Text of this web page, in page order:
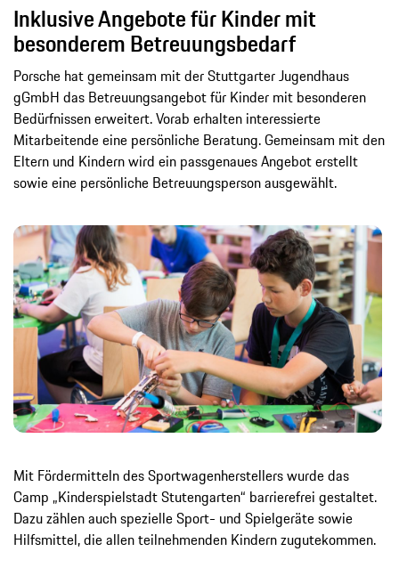
Inklusive Angebote für Kinder mit
besonderem Betreuungsbedarf
Porsche hat gemeinsam mit der Stuttgarter Jugendhaus
gGmbH das Betreuungsangebot für Kinder mit besonderen
Bedürfnissen erweitert. Vorab erhalten interessierte
Mitarbeitende eine persönliche Beratung. Gemeinsam mit den
Eltern und Kindern wird ein passgenaues Angebot erstellt
sowie eine persönliche Betreuungsperson ausgewählt.
Mit Fördermitteln des Sportwagenherstellers wurde das
Camp „Kinderspielstadt Stutengarten“ barrierefrei gestaltet.
Dazu zählen auch spezielle Sport- und Spielgeräte sowie
Hilfsmittel, die allen teilnehmenden Kindern zugutekommen.